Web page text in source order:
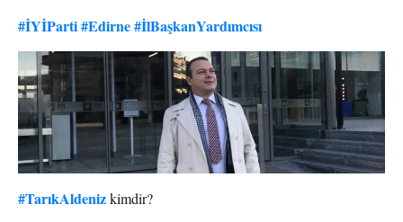
#İYİParti#Edirne#İlBaşkanYardımcısı
#TarıkAldenizkimdir?